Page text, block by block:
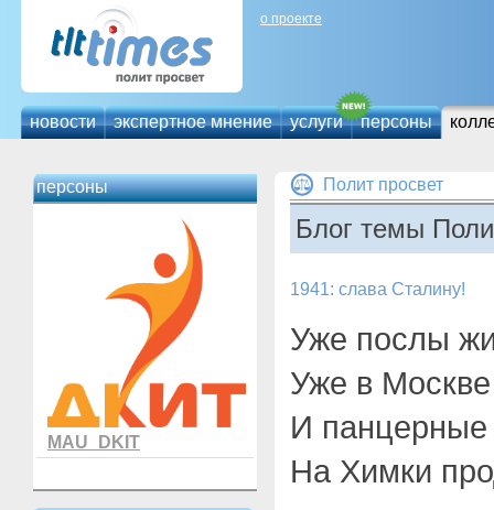
о проекте
новости экспертное мнение услуги персоны
персоны
MAU_DKIT
Полит просвет
Блог темы
1941: слава Сталину!
Уже послы
Уже в
И
На Химки